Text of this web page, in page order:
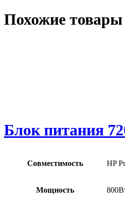
Похожие товары
Блок питания
Совместимость HP
Мощность